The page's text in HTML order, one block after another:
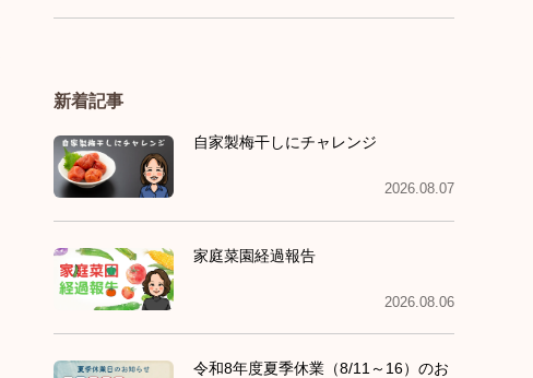
新着記事
自家製梅干しにチャレンジ
2026.08.07
家庭菜園経過報告
2026.08.06
令和8年度夏季休業（8/11～16）のお